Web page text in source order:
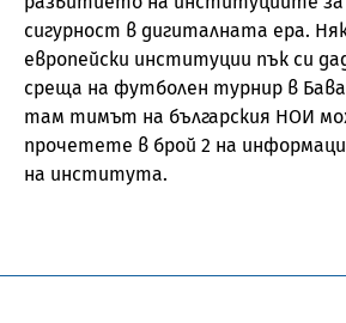
сигурност в дигиталната ера.
европейски институции пък си
среща на футболен турнир в
там тимът на българския НОИ
прочетете в брой 2 на
на института.